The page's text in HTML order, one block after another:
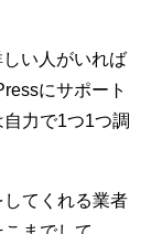
い人がいれば
にサポート
力で1つ1つ調
てくれる業者